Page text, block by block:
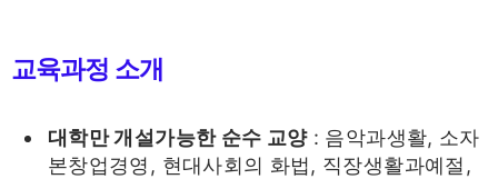
교육과정 소개
대학만 개설가능한 순수 교양: 음악과생활, 소자
본창업경영, 현대사회의 화법, 직장생활과예절,